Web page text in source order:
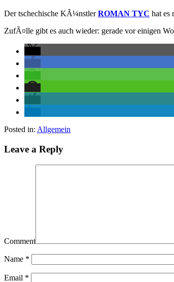
Der tschechische KÃ¼nstlerROMAN TYC hat es
ZufÃ¤lle gibt es auch wieder: gerade vor einigen
Posted in: Allgemein
Leave a Reply
Comment
Name *
Email *